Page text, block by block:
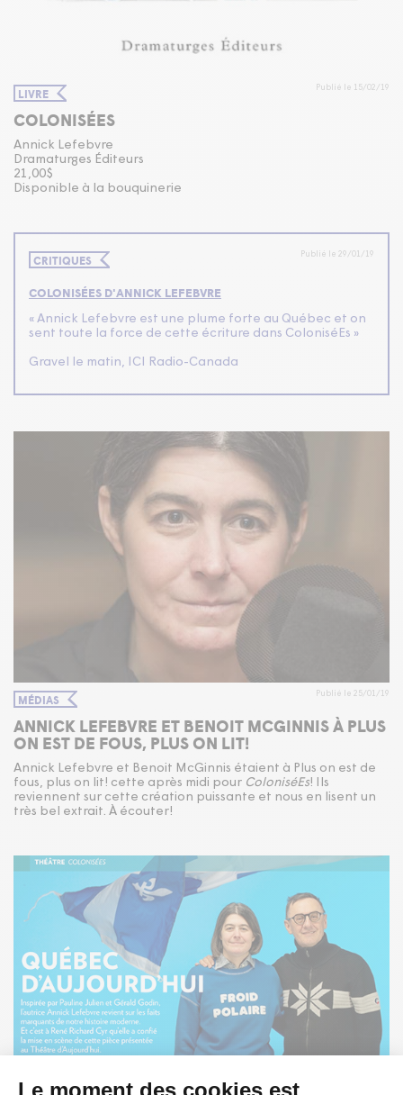
LIVRE Publié le 15/02/19
COLONISÉES
Annick Lefebvre
Dramaturges Éditeurs
21,00$
Disponible à la bouquinerie
CRITIQUES Publié le 29/01/19
COLONISÉES D'ANNICK LEFEBVRE
« Annick Lefebvre est une plume forte au Québec et on
sent toute la force de cette écriture dans ColoniséEs »
Gravel le matin, ICI Radio-Canada
MÉDIAS Publié le 25/01/19
ANNICK LEFEBVRE ET BENOIT MCGINNIS À PLUS
ON EST DE FOUS, PLUS ON LIT!
Annick Lefebvre et Benoit McGinnis étaient à Plus on est de
fous, plus on lit! cette après midi pour ColoniséEs! Ils
reviennent sur cette création puissante et nous en lisent un
très bel extrait. À écouter!
MÉDIAS